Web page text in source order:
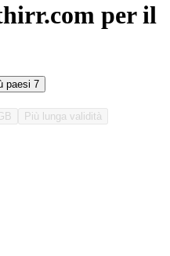
per il
paesi 7
Più lunga validità